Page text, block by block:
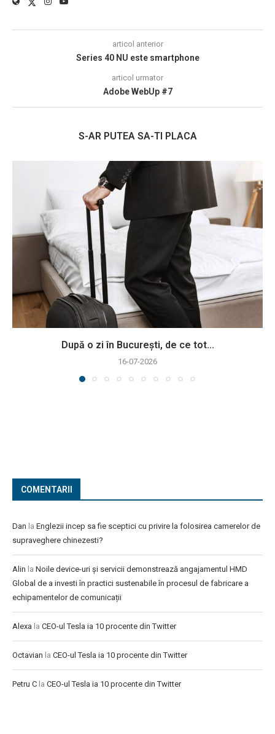
articol anterior
Series 40 NU este smartphone
articol urmator
Adobe WebUp #7
S-AR PUTEA SA-TI PLACA
După o zi în București, de ce tot...
16-07-2026
COMENTARII
Dan la Englezii incep sa fie sceptici cu privire la folosirea camerelor de
supraveghere chinezesti?
Alin la Noile device-uri și servicii demonstrează angajamentul HMD
Global de a investi în practici sustenabile în procesul de fabricare a
echipamentelor de comunicații
Alexa la CEO-ul Tesla ia 10 procente din Twitter
Octavian la CEO-ul Tesla ia 10 procente din Twitter
Petru C la CEO-ul Tesla ia 10 procente din Twitter